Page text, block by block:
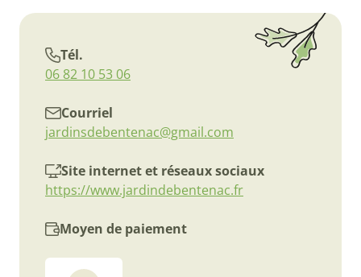
Tél.
06 82 10 53 06
Courriel
jardinsdebentenac@gmail.com
Site internet et réseaux sociaux
https://www.jardindebentenac.fr
Moyen de paiement